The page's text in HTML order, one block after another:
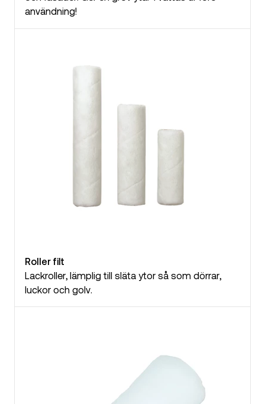
användning!
Roller filt
Lackroller, lämplig till släta ytor så som dörrar,
luckor och golv.